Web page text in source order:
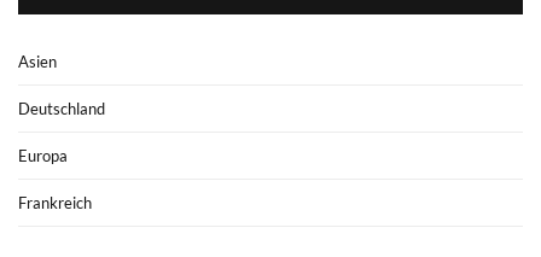
Asien
Deutschland
Europa
Frankreich